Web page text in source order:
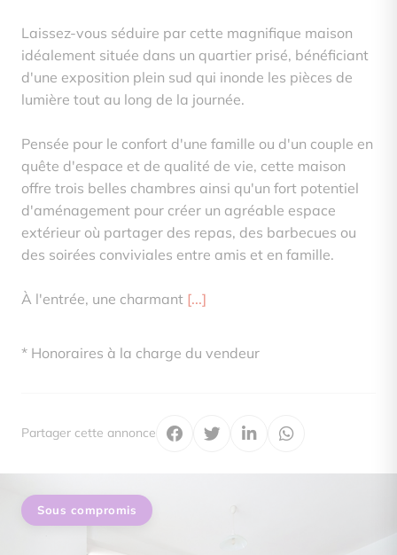
Sous compromis
Laissez-vous séduire par cette magnifique maison
idéalement située dans un quartier prisé, bénéficiant
d'une exposition plein sud qui inonde les pièces de
lumière tout au long de la journée.
Pensée pour le confort d'une famille ou d'un couple en
quête d'espace et de qualité de vie, cette maison
offre trois belles chambres ainsi qu'un fort potentiel
d'aménagement pour créer un agréable espace
extérieur où partager des repas, des barbecues ou
des soirées conviviales entre amis et en famille.
À l'entrée, une charmant [...]
* Honoraires à la charge du vendeur
Partager cette annonce